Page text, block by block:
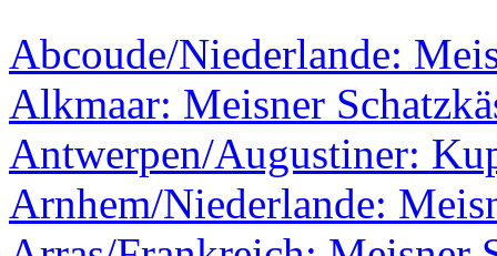
Abcoude/Niederlande:
Alkmaar: Meisner
Antwerpen/Augustiner:
Arnhem/Niederlande: